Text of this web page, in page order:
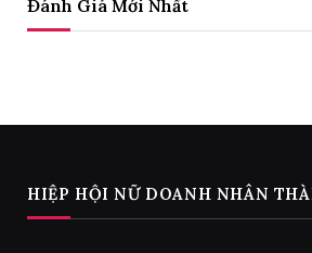
Đánh Giá Mới Nhất
HIỆP HỘI NỮ DOANH NHÂN